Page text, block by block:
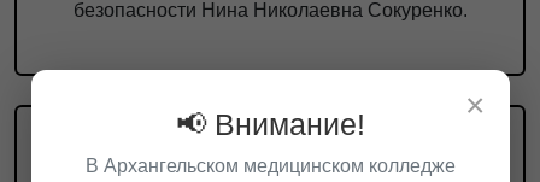
безопасности Нина Николаевна Сокуренко.
×
📢 Внимание!
В Архангельском медицинском колледже